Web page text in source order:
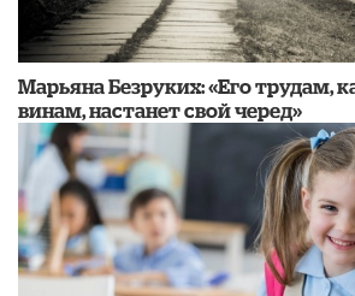
Марьяна Безруких: «Его трудам,
винам, настанет свой черед»